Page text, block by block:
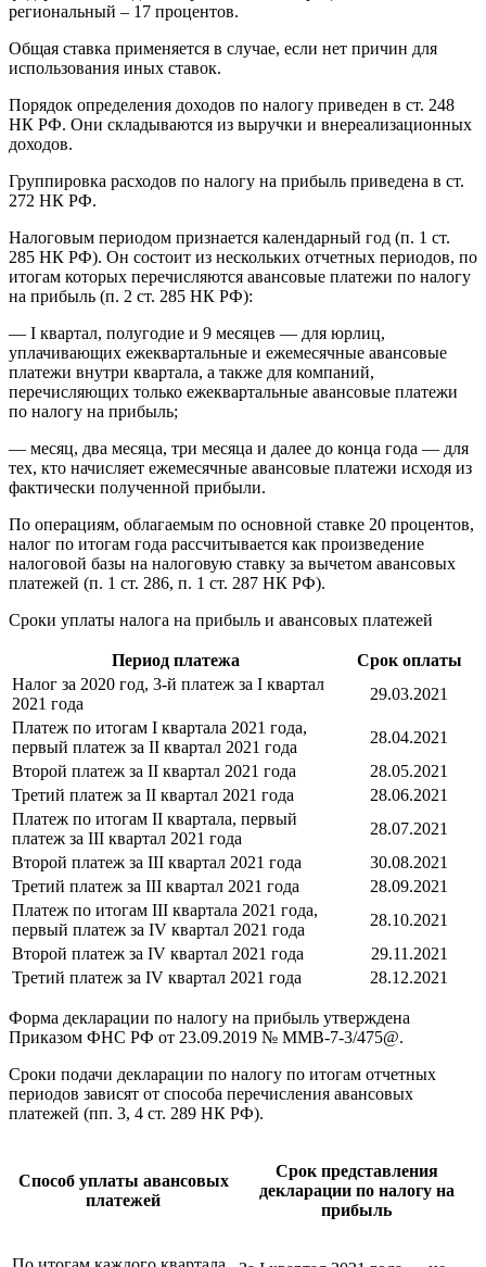
региональный – 17 процентов.
Общая ставка применяется в случае, если нет причин для
использования иных ставок.
Порядок определения доходов по налогу приведен в ст. 248
НК РФ. Они складываются из выручки и внереализационных
доходов.
Группировка расходов по налогу на прибыль приведена в ст.
272 НК РФ.
Налоговым периодом признается календарный год (п. 1 ст.
285 НК РФ). Он состоит из нескольких отчетных периодов, по
итогам которых перечисляются авансовые платежи по налогу
на прибыль (п. 2 ст. 285 НК РФ):
— I квартал, полугодие и 9 месяцев — для юрлиц,
уплачивающих ежеквартальные и ежемесячные авансовые
платежи внутри квартала, а также для компаний,
перечисляющих только ежеквартальные авансовые платежи
по налогу на прибыль;
— месяц, два месяца, три месяца и далее до конца года — для
тех, кто начисляет ежемесячные авансовые платежи исходя из
фактически полученной прибыли.
По операциям, облагаемым по основной ставке 20 процентов,
налог по итогам года рассчитывается как произведение
налоговой базы на налоговую ставку за вычетом авансовых
платежей (п. 1 ст. 286, п. 1 ст. 287 НК РФ).
Сроки уплаты налога на прибыль и авансовых платежей
Период платежа
Срок оплаты
Налог за 2020 год, 3-й платеж за I квартал
2021 года
29.03.2021
Платеж по итогам I квартала 2021 года,
первый платеж за II квартал 2021 года
28.04.2021
Второй платеж за II квартал 2021 года
28.05.2021
Третий платеж за II квартал 2021 года
28.06.2021
Платеж по итогам II квартала, первый
платеж за III квартал 2021 года
28.07.2021
Второй платеж за III квартал 2021 года
30.08.2021
Третий платеж за III квартал 2021 года
28.09.2021
Платеж по итогам III квартала 2021 года,
первый платеж за IV квартал 2021 года
28.10.2021
Второй платеж за IV квартал 2021 года
29.11.2021
Третий платеж за IV квартал 2021 года
28.12.2021
Форма декларации по налогу на прибыль утверждена
Приказом ФНС РФ от 23.09.2019 № ММВ-7-3/475@.
Сроки подачи декларации по налогу по итогам отчетных
периодов зависят от способа перечисления авансовых
платежей (пп. 3, 4 ст. 289 НК РФ).
Способ уплаты авансовых
платежей
Срок представления
декларации по налогу на
прибыль